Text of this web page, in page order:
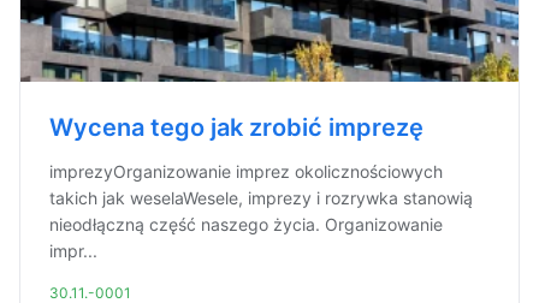
Wycena tego jak zrobić imprezę
imprezyOrganizowanie imprez okolicznościowych
takich jak weselaWesele, imprezy i rozrywka stanowią
nieodłączną część naszego życia. Organizowanie
impr...
30.11.-0001